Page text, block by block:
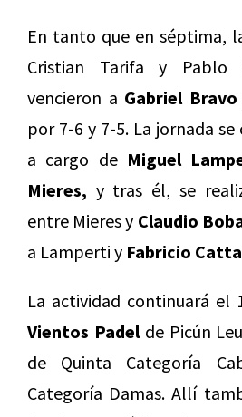
En tanto que en séptima,
Cristian Tarifa y Pablo
vencieron a Gabriel Bravo
por 7-6 y 7-5. La jornada
a cargo de Miguel
Mieres, y tras él, se
entre Mieres y Claudio
a Lamperti y Fabricio
La actividad continuará el
Vientos Padel de Picún
de Quinta Categoría
Categoría Damas. Allí